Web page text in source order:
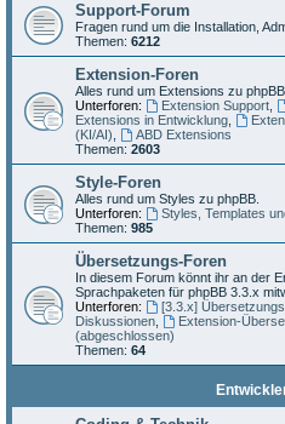
Support-Forum
Fragen rund um die Installation,
Themen: 6212
Extension-Foren
Alles rund um Extensions zu phpBB.
Unterforen:
Extension Support,
Extensions in Entwicklung
(KI/AI)
ABD Extensions
Themen: 2603
Style-Foren
Alles rund um Styles zu phpBB.
Unterforen:
Styles, Templates
Themen: 985
Übersetzungs-Foren
In diesem Forum könnt ihr an der
Sprachpaketen für phpBB 3.3.x
Unterforen:
[3.3.x]
Diskussionen
Extension-
(abgeschlossen)
Themen: 64